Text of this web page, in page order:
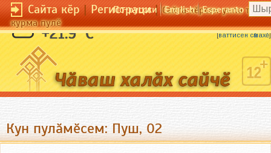
Сайта кӗр|Регистраци|Сайта кӗрсен унпа
курма пулӗ
По-русски English Esperanto
+21.9 °C Пере пӗлмен ал туйи пуҫа килсе вӑрӑнать.
[ваттисен сӑмахӗ]
Кун пулӑмӗсем: Пуш, 02